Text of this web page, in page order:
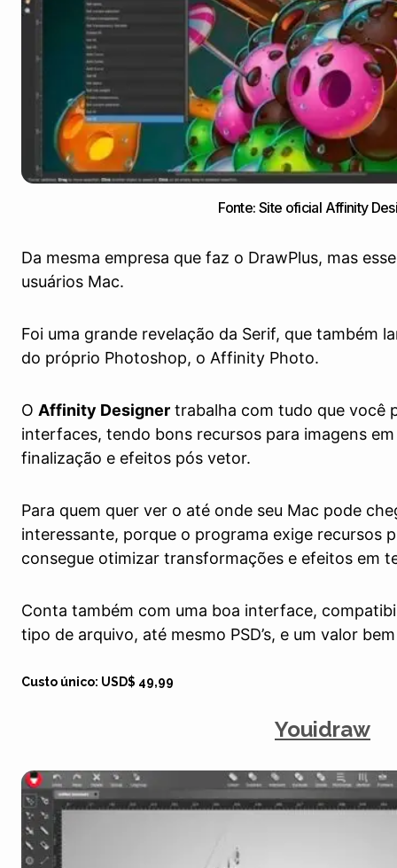
Fonte: Site oficial Affinity
Da mesma empresa que faz o DrawPlus, mas
usuários Mac.
Foi uma grande revelação da Serif, que também
do próprio Photoshop, o Affinity Photo.
O Affinity Designer trabalha com tudo que você
interfaces, tendo bons recursos para imagens
finalização e efeitos pós vetor.
Para quem quer ver o até onde seu Mac pode
interessante, porque o programa exige recursos
consegue otimizar transformações e efeitos em
Conta também com uma boa interface,
tipo de arquivo, até mesmo PSD’s, e um valor
Custo único: USD$ 49,99
Youidraw